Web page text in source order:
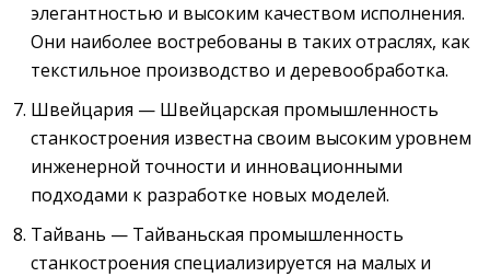
элегантностью и высоким качеством исполнения.
Они наиболее востребованы в таких отраслях, как
текстильное производство и деревообработка.
Швейцария — Швейцарская промышленность
станкостроения известна своим высоким уровнем
инженерной точности и инновационными
подходами к разработке новых моделей.
Тайвань — Тайваньская промышленность
станкостроения специализируется на малых и